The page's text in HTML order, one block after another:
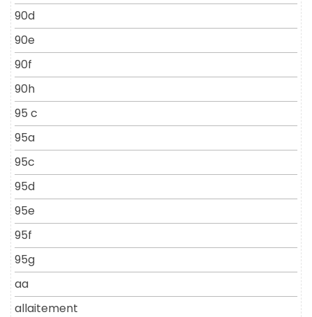
90d
90e
90f
90h
95 c
95a
95c
95d
95e
95f
95g
aa
allaitement